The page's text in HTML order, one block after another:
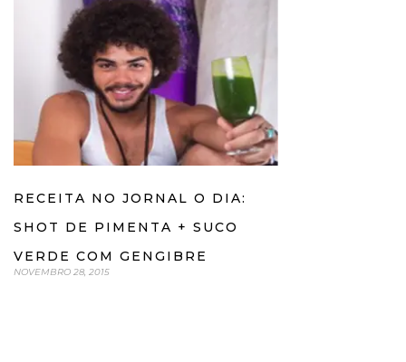
RECEITA NO JORNAL O DIA:
SHOT DE PIMENTA + SUCO
VERDE COM GENGIBRE
NOVEMBRO 28, 2015